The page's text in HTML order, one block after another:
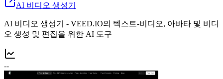
AI 비디오 생성기
AI 비디오 생성기 - VEED.IO의 텍스트-비디오, 아바타 및 비디
오 생성 및 편집을 위한 AI 도구
--